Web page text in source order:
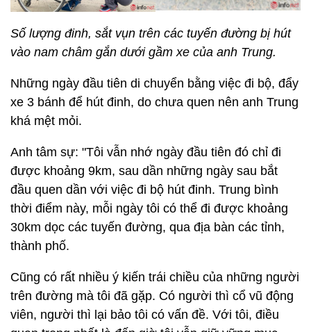
Số lượng đinh, sắt vụn trên các tuyến đường bị hút
vào nam châm gắn dưới gầm xe của anh Trung.
Những ngày đầu tiên di chuyển bằng việc đi bộ, đẩy
xe 3 bánh để hút đinh, do chưa quen nên anh Trung
khá mệt mỏi.
Anh tâm sự: "Tôi vẫn nhớ ngày đầu tiên đó chỉ đi
được khoảng 9km, sau dần những ngày sau bắt
đầu quen dần với việc đi bộ hút đinh. Trung bình
thời điểm này, mỗi ngày tôi có thể đi được khoảng
30km dọc các tuyến đường, qua địa bàn các tỉnh,
thành phố.
Cũng có rất nhiều ý kiến trái chiều của những người
trên đường mà tôi đã gặp. Có người thì cổ vũ động
viên, người thì lại bảo tôi có vấn đề. Với tôi, điều